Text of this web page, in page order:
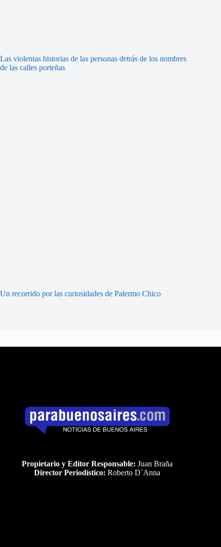
Las violentas historias de las personas detrás de los nombres
de las calles porteñas
Un recorrido por las curiosidades de Palermo Chico
Propietario y Editor Responsable: Juan Braña
Director Periodístico: Roberto D´Anna